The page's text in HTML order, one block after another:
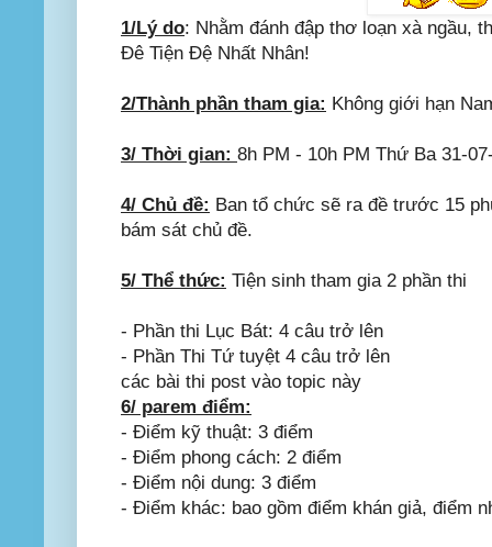
1/Lý do: Nhằm đánh đập thơ loạn xà ngầu,
Đê Tiện Đệ Nhất Nhân!
2/Thành phần tham gia: Không giới hạn
3/ Thời gian: 8h PM - 10h PM Thứ Ba 31-
4/ Chủ đề: Ban tổ chức sẽ ra đề trước 15
bám sát chủ đề.
5/ Thể thức: Tiện sinh tham gia 2 phần thi
- Phần thi Lục Bát: 4 câu trở lên
- Phần Thi Tứ tuyệt 4 câu trở lên
các bài thi post vào topic này
6/ parem điểm:
- Điểm kỹ thuật: 3 điểm
- Điểm phong cách: 2 điểm
- Điểm nội dung: 3 điểm
- Điểm khác: bao gồm điểm khán giả, điểm